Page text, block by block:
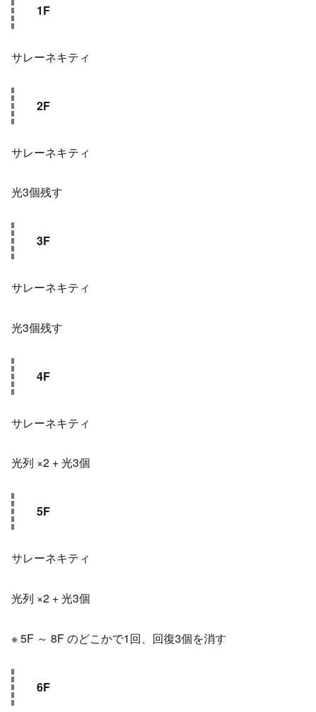
1F
サレーネキティ
2F
サレーネキティ
光3個残す
3F
サレーネキティ
光3個残す
4F
サレーネキティ
光列 ×2 + 光3個
5F
サレーネキティ
光列 ×2 + 光3個
※ 5F ～ 8F のどこかで1回、回復3個を消す
6F